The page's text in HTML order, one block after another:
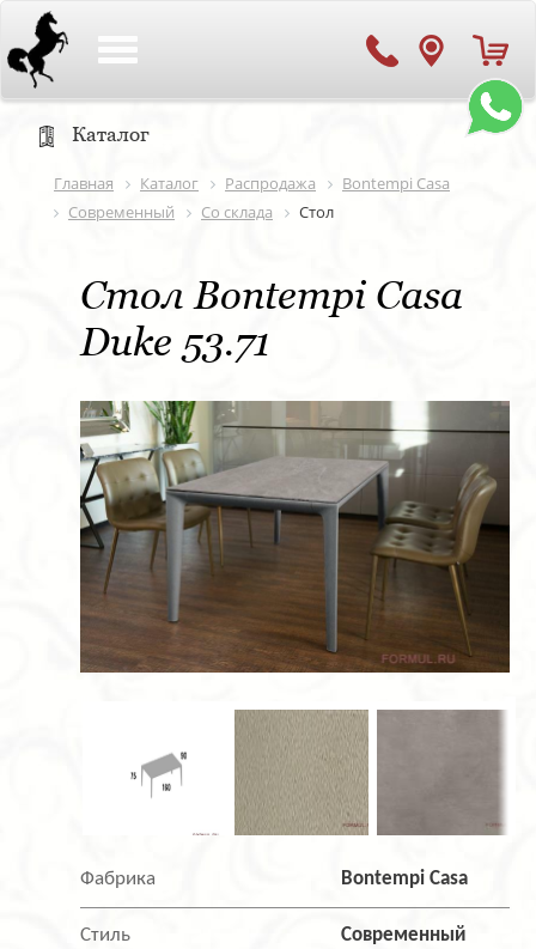
Каталог
Главная Каталог Распродажа
Bontempi Casa
Современный
Со склада Стол
Стол Bontempi Casa
Duke 53.71
Фабрика Bontempi Casa
Стиль Современный